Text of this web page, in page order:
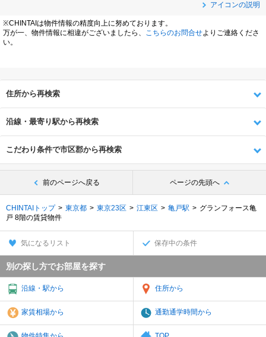
アイコンの説明
※CHINTAIは物件情報の精度向上に努めております。
万が一、物件情報に相違がございましたら、
こちらのお問合せよりご連絡くださ
い。
住所から再検索
沿線・最寄り駅から再検索
こだわり条件で市区郡から再検索
前のページへ戻る ページの先頭へ
CHINTAIトップ 東京都 東京23区 江東区 亀戸駅
グランフォース亀
戸 8階の賃貸物件
気になるリスト 保存中の条件
別の探し方でお部屋を探す
沿線・駅から 住所から
家賃相場から 通勤通学時間から